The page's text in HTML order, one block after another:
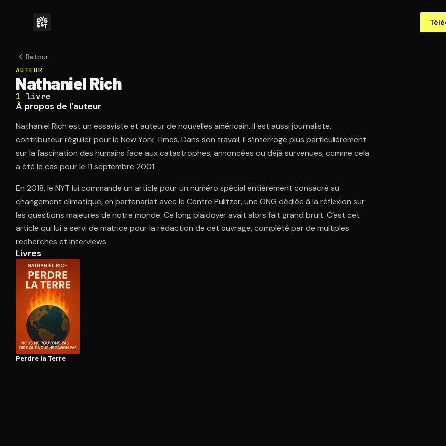
Ouvre l'app Appareil photo, pointe sur le code. C'est gratuit à l'essai.
Retour
AUTEUR
Nathaniel Rich
1 livre
À propos de l'auteur
Nathaniel Rich est un essayiste et auteur de nouvelles américain. Il est aussi journaliste,
contributeur régulier pour le New York Times. Dans son travail, il s’interroge plus particulièrement
sur la fascination des humains face aux catastrophes, annoncées ou déjà survenues, comme cela
a été le cas pour le 11 septembre 2001.
En 2018, le NYT lui commande un article pour un numéro spécial entièrement consacré au
changement climatique, en partenariat avec le Centre Pulitzer, une ONG dédiée à la réflexion sur
les questions majeures de notre monde. Ce long plaidoyer avait alors fait grand bruit. C’est cet
article qui lui a servi de matrice pour la rédaction de cet ouvrage, complété par de multiples
recherches et interviews.
Livres
Perdre la Terre